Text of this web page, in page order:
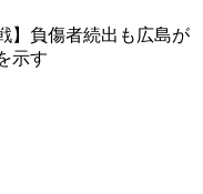
】負傷者続出も広島が
示す